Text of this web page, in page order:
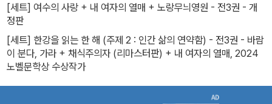
[세트] 여수의 사랑 + 내 여자의 열매 + 노랑무늬영원 - 전3권 - 개
정판
[세트] 한강을 읽는 한 해 (주제 2 : 인간 삶의 연약함) - 전3권 - 바람
이 분다, 가라 + 채식주의자 (리마스터판) + 내 여자의 열매, 2024
노벨문학상 수상작가